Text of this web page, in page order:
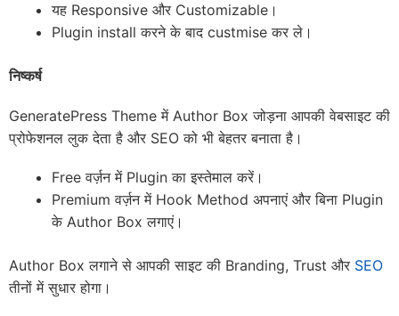
यह Responsive और Customizable।
Plugin install करने के बाद custmise कर ले।
निष्कर्ष
GeneratePress Theme में Author Box जोड़ना आपकी वेबसाइट की
प्रोफेशनल लुक देता है और SEO को भी बेहतर बनाता है।
Free वर्ज़न में Plugin का इस्तेमाल करें।
Premium वर्ज़न में Hook Method अपनाएं और बिना Plugin
के Author Box लगाएं।
Author Box लगाने से आपकी साइट की Branding, Trust और SEO
तीनों में सुधार होगा।